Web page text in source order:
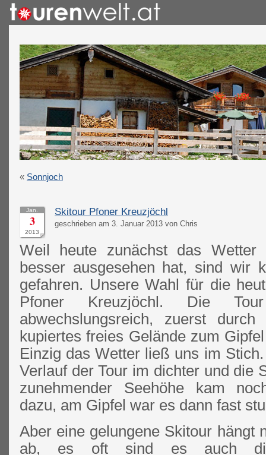
« Sonnjoch
Jan.
3
2013
Skitour Pfoner Kreuzjöchl
geschrieben am 3. Januar 2013 von Chris
Weil heute zunächst das Wetter
besser ausgesehen hat, sind wir
gefahren. Unsere Wahl für die
Pfoner Kreuzjöchl. Die
abwechslungsreich, zuerst
kupiertes freies Gelände zum
Einzig das Wetter ließ uns im
Verlauf der Tour im dichter und die
zunehmender Seehöhe kam
dazu, am Gipfel war es dann fast
Aber eine gelungene Skitour hängt
ab, es oft sind es auch die